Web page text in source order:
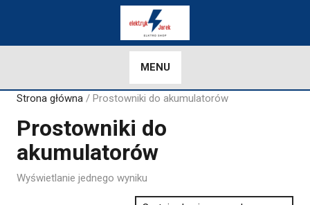
MENU
Strona główna / Prostowniki do akumulatorów
Prostowniki do
akumulatorów
Wyświetlanie jednego wyniku